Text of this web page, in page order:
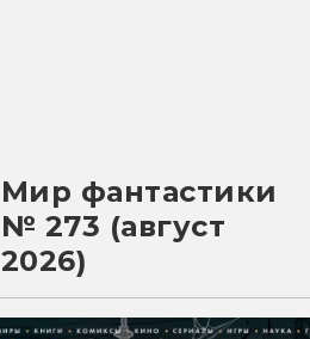
Мир фантастики
№ 273 (август
2026)